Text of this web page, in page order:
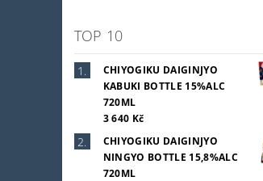
TOP 10
CHIYOGIKU DAIGINJYO
KABUKI BOTTLE 15%ALC
720ML
3 640 Kč
CHIYOGIKU DAIGINJYO
NINGYO BOTTLE 15,8%ALC
720ML